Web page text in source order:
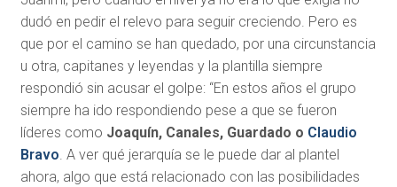
dudó en pedir el relevo para seguir creciendo. Pero es
que por el camino se han quedado, por una circunstancia
u otra, capitanes y leyendas y la plantilla siempre
respondió sin acusar el golpe: “En estos años el grupo
siempre ha ido respondiendo pese a que se fueron
líderes como Joaquín, Canales, Guardado o Claudio
Bravo. A ver qué jerarquía se le puede dar al plantel
ahora, algo que está relacionado con las posibilidades